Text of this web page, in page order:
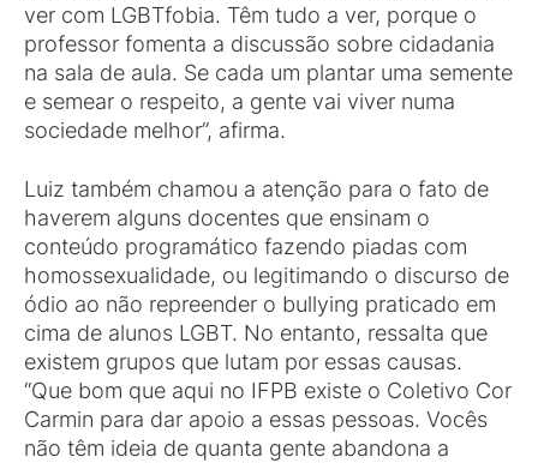
ver com LGBTfobia. Têm tudo a ver, porque o
professor fomenta a discussão sobre cidadania
na sala de aula. Se cada um plantar uma semente
e semear o respeito, a gente vai viver numa
sociedade melhor”, afirma.
Luiz também chamou a atenção para o fato de
haverem alguns docentes que ensinam o
conteúdo programático fazendo piadas com
homossexualidade, ou legitimando o discurso de
ódio ao não repreender o bullying praticado em
cima de alunos LGBT. No entanto, ressalta que
existem grupos que lutam por essas causas.
“Que bom que aqui no IFPB existe o Coletivo Cor
Carmin para dar apoio a essas pessoas. Vocês
não têm ideia de quanta gente abandona a